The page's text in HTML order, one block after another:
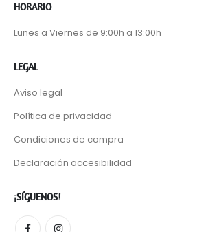
HORARIO
Lunes a Viernes de 9:00h a 13:00h
LEGAL
Aviso legal
Política de privacidad
Condiciones de compra
Declaración accesibilidad
¡SÍGUENOS!